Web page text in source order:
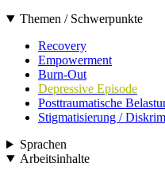
Themen / Schwerpunkte
Recovery
Empowerment
Burn-Out
Depressive Episode
Posttraumatische
Stigmatisierung /
Sprachen
Arbeitsinhalte